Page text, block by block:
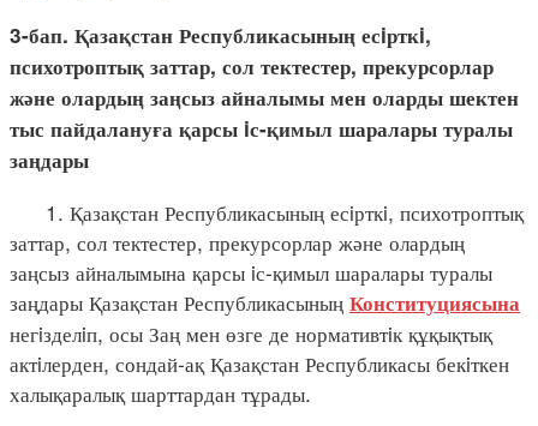
3-бап. Қазақстан Республикасының есiрткi,
психотроптық заттар, сол тектестер, прекурсорлар
және олардың заңсыз айналымы мен оларды шектен
тыс пайдалануға қарсы iс-қимыл шаралары туралы
заңдары
1. Қазақстан Республикасының есiрткi, психотроптық
заттар, сол тектестер, прекурсорлар және олардың
заңсыз айналымына қарсы iс-қимыл шаралары туралы
заңдары Қазақстан Республикасының Конституциясына
негiзделiп, осы Заң мен өзге де нормативтiк құқықтық
актiлерден, сондай-ақ Қазақстан Республикасы бекiткен
халықаралық шарттардан тұрады.